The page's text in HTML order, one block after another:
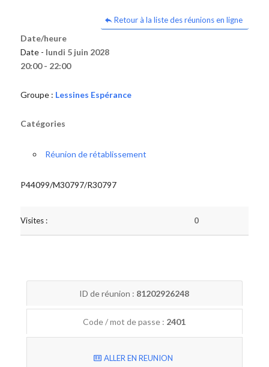
Retour à la liste des réunions en ligne
Date/heure
Date - lundi 5 juin 2028
20:00 - 22:00
Groupe : Lessines Espérance
Catégories
Réunion de rétablissement
P44099/M30797/R30797
Visites : 0
ID de réunion : 81202926248
Code / mot de passe : 2401
ALLER EN REUNION